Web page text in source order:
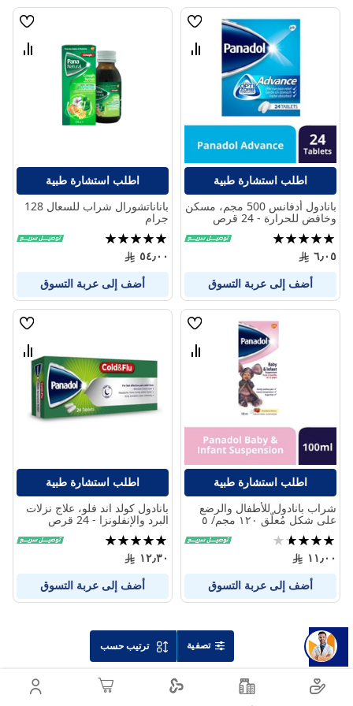
ترتيب حسب
قائمة
قارن
اطلب استشارة طبية
بانادول أدفانس 500 مجم، مسكن
وخافض للحرارة - 24 قرص
تقييم:
100%
٦٫٠٥
أضف إلى عربة التسوق
قائمة
قارن
اطلب استشارة طبية
باناناتشورال شراب للسعال 128
جرام
تقييم:
100%
٥٤٫٠٠
أضف إلى عربة التسوق
قائمة
قارن
اطلب استشارة طبية
شراب بانادول للأطفال والرضع
على شكل مُعلّق ١٢٠ مجم/ ٥
مل
تقييم:
73%
١١٫٠٠
أضف إلى عربة التسوق
قائمة
قارن
اطلب استشارة طبية
بانادول كولد اند فلو، علاج نزلات
البرد والإنفلونزا - 24 قرص
تقييم:
98%
١٢٫٣٠
أضف إلى عربة التسوق
تصفية